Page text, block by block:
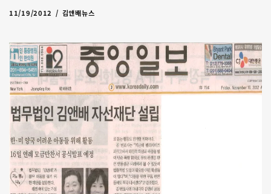
11/19/2012
11/19/2012 김앤배뉴스
byadmin